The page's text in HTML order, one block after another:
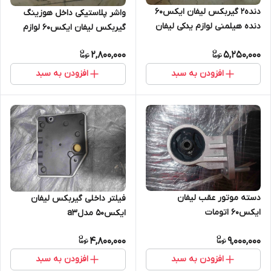
دنده۲ گیربکس لیفان ایکس۶۰
دنده هیلمنی لوازم یدکی لیفان
5,250,000
افزودن به سبد
واشر پلاستیکی داخل هوزینگ
گیربکس لیفان ایکس۶۰ لوازم
2,800,000
افزودن به سبد
دسته موتور عقب لیفان
ایکس۶۰ اتومات
9,000,000
افزودن به سبد
فیلتر داخلی گیربکس لیفان
ایکس۵۰ مدلa3
4,800,000
افزودن به سبد